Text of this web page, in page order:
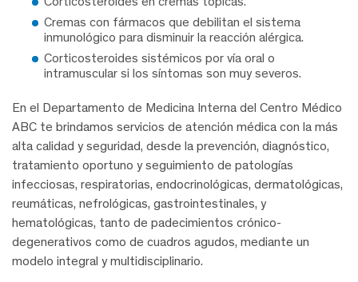
Cremas con fármacos que debilitan el sistema
inmunológico para disminuir la reacción alérgica.
Corticosteroides sistémicos por vía oral o
intramuscular si los síntomas son muy severos.
En el Departamento de Medicina Interna del Centro Médico
ABC te brindamos servicios de atención médica con la más
alta calidad y seguridad, desde la prevención, diagnóstico,
tratamiento oportuno y seguimiento de patologías
infecciosas, respiratorias, endocrinológicas, dermatológicas,
reumáticas, nefrológicas, gastrointestinales, y
hematológicas, tanto de padecimientos crónico-
degenerativos como de cuadros agudos, mediante un
modelo integral y multidisciplinario.